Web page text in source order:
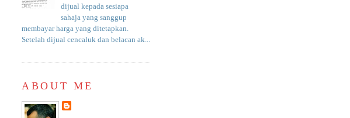
dijual kepada sesiapa
sahaja yang sanggup
membayar harga yang ditetapkan.
Setelah dijual cencaluk dan belacan ak...
ABOUT ME